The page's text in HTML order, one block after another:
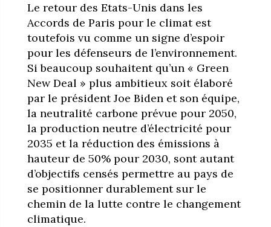
Le retour des Etats-Unis dans les
Accords de Paris pour le climat est
toutefois vu comme un signe d’espoir
pour les défenseurs de l’environnement.
Si beaucoup souhaitent qu’un « Green
New Deal » plus ambitieux soit élaboré
par le président Joe Biden et son équipe,
la neutralité carbone prévue pour 2050,
la production neutre d’électricité pour
2035 et la réduction des émissions à
hauteur de 50% pour 2030, sont autant
d’objectifs censés permettre au pays de
se positionner durablement sur le
chemin de la lutte contre le changement
climatique.